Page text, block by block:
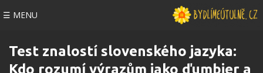
☰ MENU
Test znalostí slovenského jazyka:
Kdo rozumí výrazům jako ďumbier a